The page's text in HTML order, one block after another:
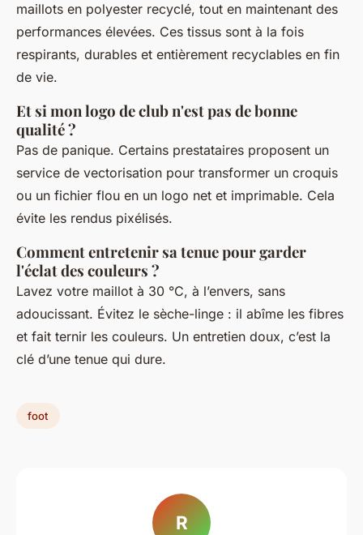
maillots en polyester recyclé, tout en maintenant des
performances élevées. Ces tissus sont à la fois
respirants, durables et entièrement recyclables en fin
de vie.
Et si mon logo de club n'est pas de bonne
qualité ?
Pas de panique. Certains prestataires proposent un
service de vectorisation pour transformer un croquis
ou un fichier flou en un logo net et imprimable. Cela
évite les rendus pixélisés.
Comment entretenir sa tenue pour garder
l'éclat des couleurs ?
Lavez votre maillot à 30 °C, à l’envers, sans
adoucissant. Évitez le sèche-linge : il abîme les fibres
et fait ternir les couleurs. Un entretien doux, c’est la
clé d’une tenue qui dure.
foot
R